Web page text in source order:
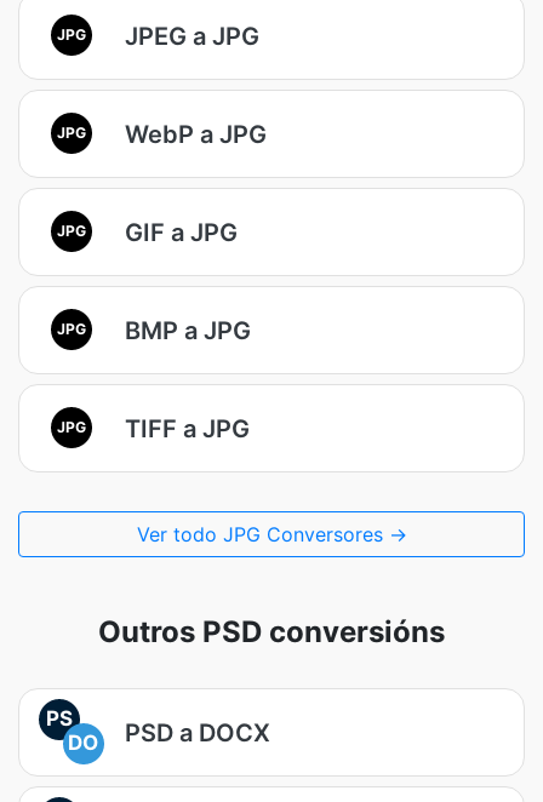
JPG JPEG a JPG
JPG WebP a JPG
JPG GIF a JPG
JPG BMP a JPG
JPG TIFF a JPG
Ver todo JPG Conversores →
Outros PSD conversións
PS
DO
PSD a DOCX